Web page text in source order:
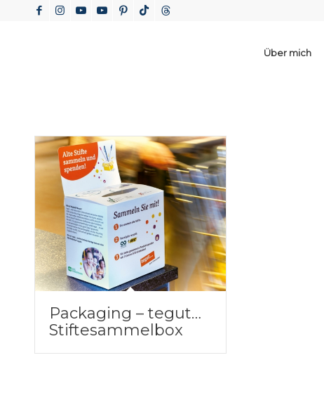
Über mich
Packaging – tegut…
Stiftesammelbox